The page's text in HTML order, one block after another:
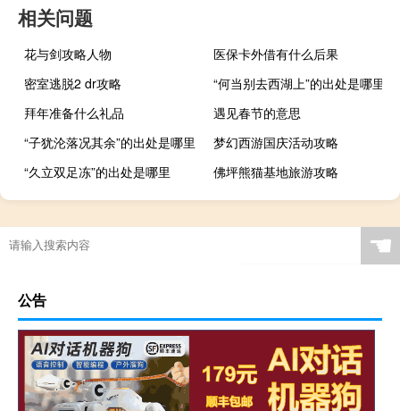
相关问题
花与剑攻略人物
医保卡外借有什么后果
密室逃脱2 dr攻略
“何当别去西湖上”的出处是哪里
拜年准备什么礼品
遇见春节的意思
“子犹沦落况其余”的出处是哪里
梦幻西游国庆活动攻略
“久立双足冻”的出处是哪里
佛坪熊猫基地旅游攻略
☚
公告